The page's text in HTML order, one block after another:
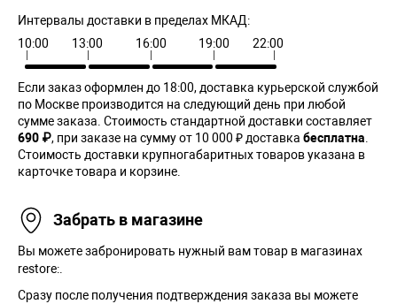
Интервалы доставки в пределах МКАД:
10:00
13:00 16:00 19:00 22:00
Если заказ оформлен до 18:00, доставка курьерской службой
по Москве производится на следующий день при любой
сумме заказа. Cтоимость стандартной доставки составляет
690 ₽, при заказе на сумму от 10 000 ₽ доставка бесплатна
Стоимость доставки крупногабаритных товаров указана в
карточке товара и корзине.
Забрать в магазине
Вы можете забронировать нужный вам товар в магазинах
restore:.
Сразу после получения подтверждения заказа вы можете